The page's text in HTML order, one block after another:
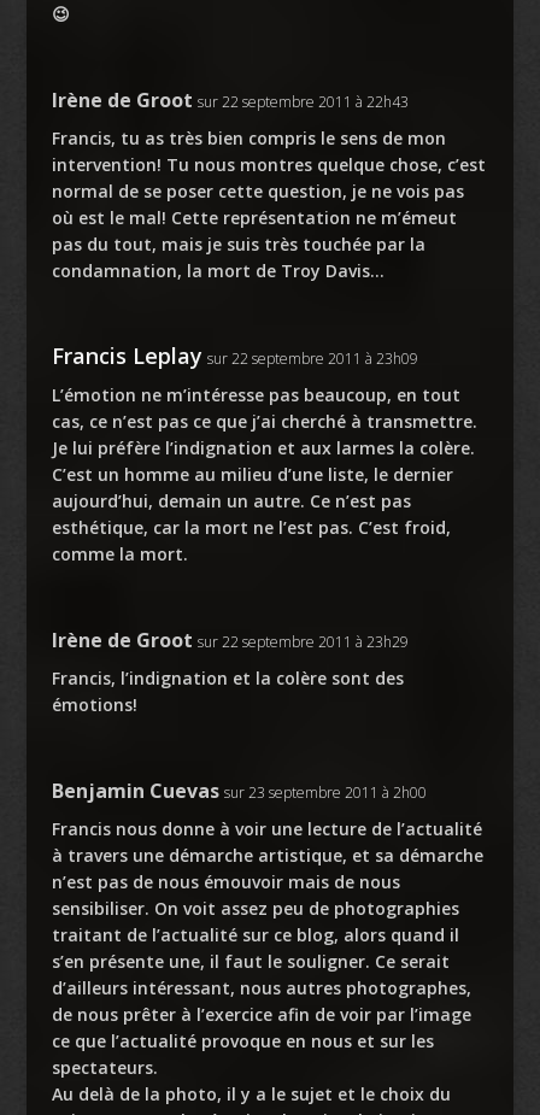
😉
Irène de Groot sur 22 septembre 2011 à 22h43
Francis, tu as très bien compris le sens de mon
intervention! Tu nous montres quelque chose, c’est
normal de se poser cette question, je ne vois pas
où est le mal! Cette représentation ne m’émeut
pas du tout, mais je suis très touchée par la
condamnation, la mort de Troy Davis…
Francis Leplay sur 22 septembre 2011 à 23h09
L’émotion ne m’intéresse pas beaucoup, en tout
cas, ce n’est pas ce que j’ai cherché à transmettre.
Je lui préfère l’indignation et aux larmes la colère.
C’est un homme au milieu d’une liste, le dernier
aujourd’hui, demain un autre. Ce n’est pas
esthétique, car la mort ne l’est pas. C’est froid,
comme la mort.
Irène de Groot sur 22 septembre 2011 à 23h29
Francis, l’indignation et la colère sont des
émotions!
Benjamin Cuevas sur 23 septembre 2011 à 2h00
Francis nous donne à voir une lecture de l’actualité
à travers une démarche artistique, et sa démarche
n’est pas de nous émouvoir mais de nous
sensibiliser. On voit assez peu de photographies
traitant de l’actualité sur ce blog, alors quand il
s’en présente une, il faut le souligner. Ce serait
d’ailleurs intéressant, nous autres photographes,
de nous prêter à l’exercice afin de voir par l’image
ce que l’actualité provoque en nous et sur les
spectateurs.
Au delà de la photo, il y a le sujet et le choix du